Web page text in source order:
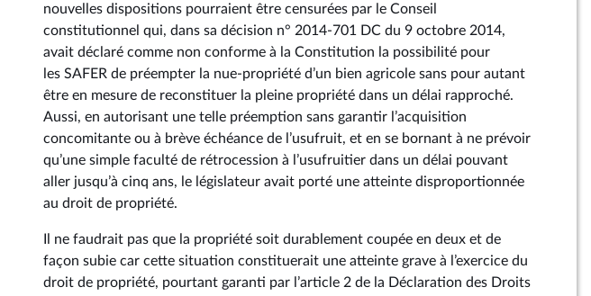
6 mai 2026
29 avril 2026
Date de dépôt
nouvelles dispositions pourraient être censurées par le Conseil
constitutionnel qui, dans sa décision n° 2014‑701 DC du 9 octobre 2014,
avait déclaré comme non conforme à la Constitution la possibilité pour
les SAFER de préempter la nue-propriété d’un bien agricole sans pour autant
être en mesure de reconstituer la pleine propriété dans un délai rapproché.
Aussi, en autorisant une telle préemption sans garantir l’acquisition
concomitante ou à brève échéance de l’usufruit, et en se bornant à ne prévoir
qu’une simple faculté de rétrocession à l’usufruitier dans un délai pouvant
aller jusqu’à cinq ans, le législateur avait porté une atteinte disproportionnée
au droit de propriété.
Il ne faudrait pas que la propriété soit durablement coupée en deux et de
façon subie car cette situation constituerait une atteinte grave à l’exercice du
droit de propriété, pourtant garanti par l’article 2 de la Déclaration des Droits